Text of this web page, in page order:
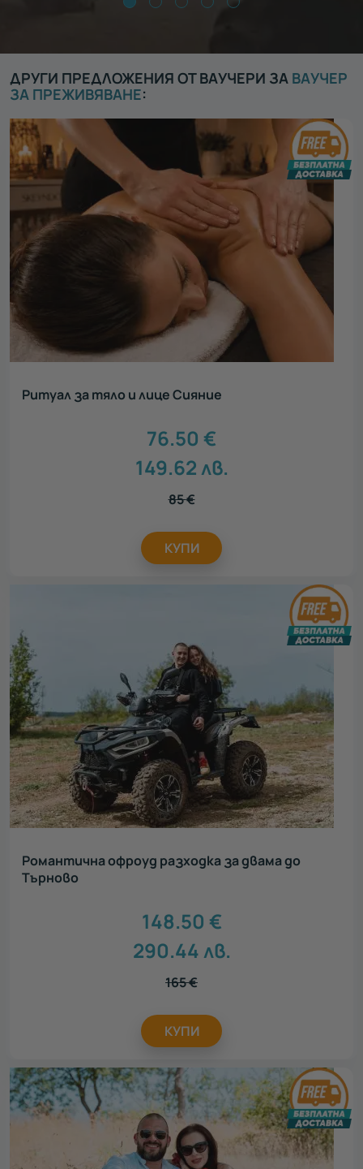
ДРУГИ ПРЕДЛОЖЕНИЯ ОТ ВАУЧЕРИ ЗА ВАУЧЕР
ЗА ПРЕЖИВЯВАНЕ:
Ритуал за тяло и лице Сияние
76.50 €
149.62лв.
85€
КУПИ
Романтична офроуд разходка за двама до
Търново
148.50 €
290.44лв.
165€
КУПИ